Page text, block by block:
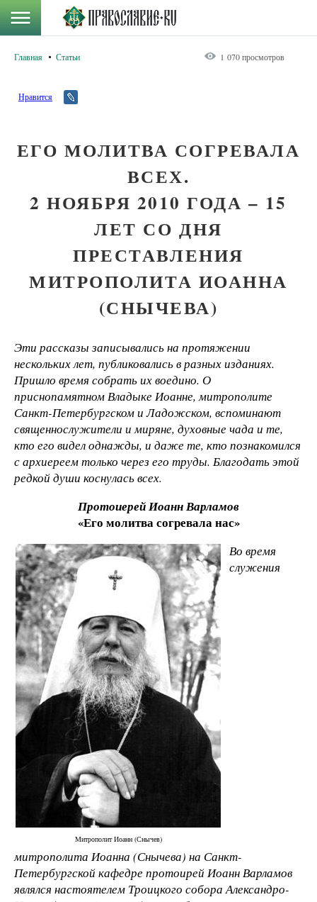
Главная Статьи 1 070 просмотров
Нравится
ЕГО МОЛИТВА СОГРЕВАЛА
ВСЕХ.
2 НОЯБРЯ 2010 ГОДА – 15
ЛЕТ СО ДНЯ
ПРЕСТАВЛЕНИЯ
МИТРОПОЛИТА ИОАННА
(СНЫЧЕВА)
Эти рассказы записывались на протяжении
нескольких лет, публиковались в разных изданиях.
Пришло время собрать их воедино. О
приснопамятном Владыке Иоанне, митрополите
Санкт-Петербургском и Ладожском, вспоминают
священнослужители и миряне, духовные чада и те,
кто его видел однажды, и даже те, кто познакомился
с архиереем только через его труды. Благодать этой
редкой души коснулась всех.
Протоиерей Иоанн Варламов
«Его молитва согревала нас»
Митрополит Иоанн (Снычев)
Во время
служения
митрополита Иоанна (Снычева) на Санкт-
Петербургской кафедре протоирей Иоанн Варламов
являлся настоятелем Троицкого собора Александро-